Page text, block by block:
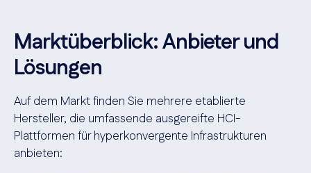
Marktüberblick: Anbieter und
Lösungen
Auf dem Markt finden Sie mehrere etablierte
Hersteller, die umfassende ausgereifte HCI-
Plattformen für hyperkonvergente Infrastrukturen
anbieten: